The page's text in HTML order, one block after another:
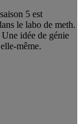
5 est
le labo de meth.
idée de génie
même.